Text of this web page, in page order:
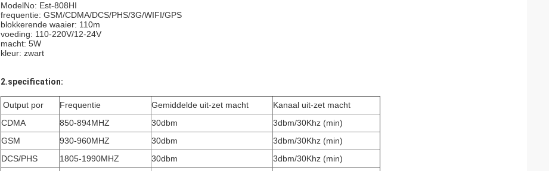
ModelNo: Est-808HI
frequentie: GSM/CDMA/DCS/PHS/3G/WIFI/GPS
blokkerende waaier: 110m
voeding: 110-220V/12-24V
macht: 5W
kleur: zwart
2.specification:
Output por Frequentie Gemiddelde uit-zet macht
Kanaal uit-zet macht
CDMA
850-894MHZ 30dbm
3dbm/30Khz (min)
GSM
930-960MHZ 30dbm
3dbm/30Khz (min)
DCS/PHS
1805-1990MHZ 30dbm
3dbm/30Khz (min)